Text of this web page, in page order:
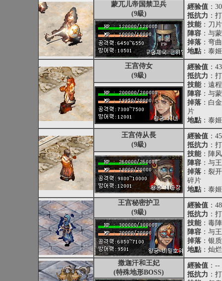
蒙兀儿帝国禁卫兵
(9級)
經验值 ：
抵抗力 ：
技能：刀
陣容 ：与
掉落 ：弯
地點 ：泰
王宫侍女
(9級)
經验值 ：
抵抗力 ：
技能：遠
陣容 ：与
掉落 ：白
片
地點 ：泰
王宫侍从長
(9級)
經验值 ：
抵抗力 ：
技能：陣
陣容 ：与
掉落 ：裂
碎片
地點 ：泰
王宫秘密护卫
(9級)
經验值 ：
抵抗力 ：
技能：毒
陣容 ：与
掉落 ：银
地點 ：灿
撒迦汗和王妃
(特殊地形BOSS)
經验值 ：--
抵抗力 ：